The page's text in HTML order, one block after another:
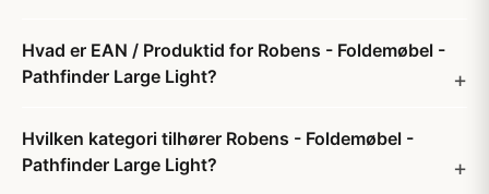
Hvad er EAN / Produktid for Robens - Foldemøbel -
Pathfinder Large Light?
Hvilken kategori tilhører Robens - Foldemøbel -
Pathfinder Large Light?